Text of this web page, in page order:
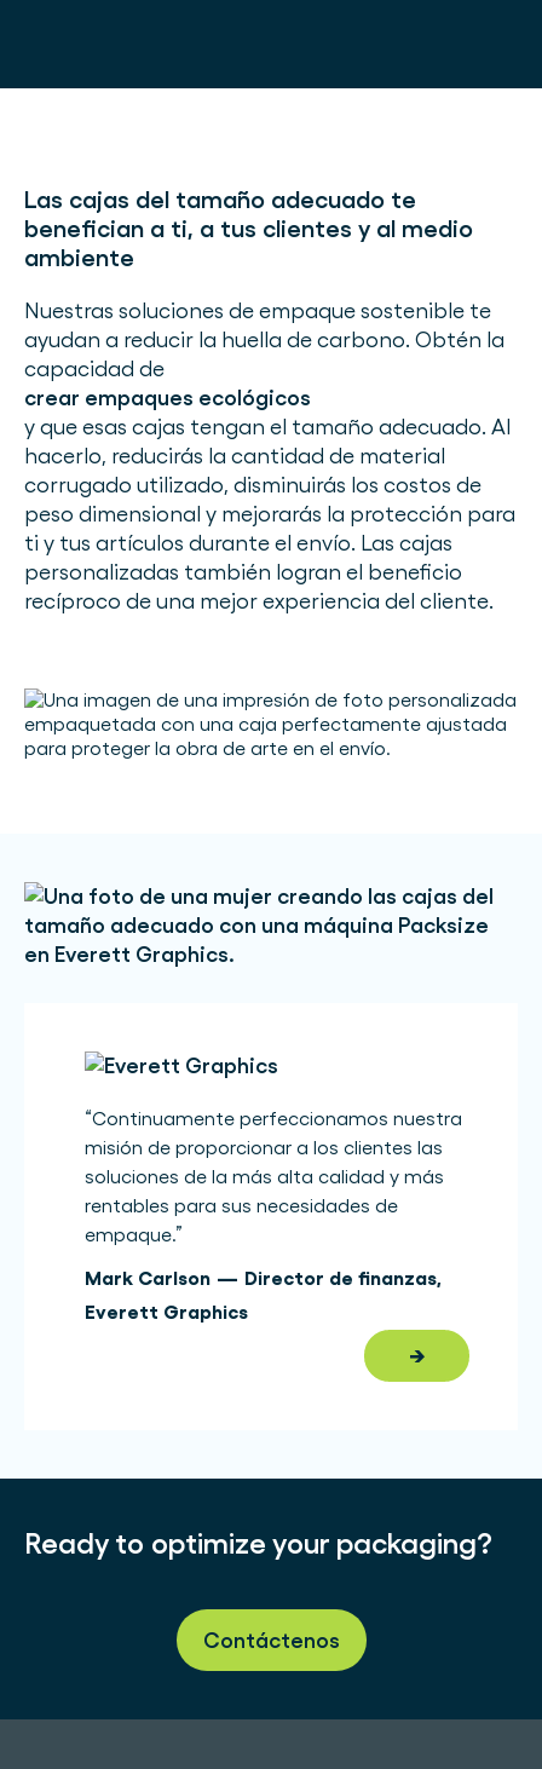
Las cajas del tamaño adecuado te
benefician a ti, a tus clientes y al medio
ambiente
Nuestras soluciones de empaque sostenible te
ayudan a reducir la huella de carbono. Obtén la
capacidad de
crear empaques ecológicos
y que esas cajas tengan el tamaño adecuado. Al
hacerlo, reducirás la cantidad de material
corrugado utilizado, disminuirás los costos de
peso dimensional y mejorarás la protección para
ti y tus artículos durante el envío. Las cajas
personalizadas también logran el beneficio
recíproco de una mejor experiencia del cliente.
“Continuamente perfeccionamos nuestra
misión de proporcionar a los clientes las
soluciones de la más alta calidad y más
rentables para sus necesidades de
empaque.”
Mark Carlson — Director de finanzas,
Everett Graphics
→
Ready to optimize your packaging?
Contáctenos